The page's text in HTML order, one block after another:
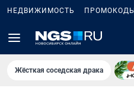
НЕДВИЖИМОСТЬ ПРОМОКОДЫ
Жёсткая соседская драка